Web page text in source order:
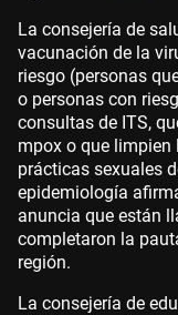
La consejería de
vacunación de la
riesgo (personas
o personas con
consultas de ITS,
mpox o que limpien
prácticas sexuales
epidemiología
anuncia que están
completaron la
región.
La consejería de